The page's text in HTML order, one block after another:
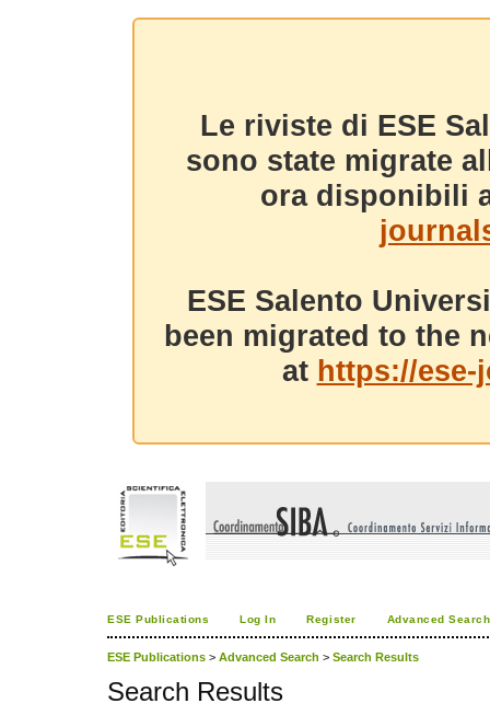
Le riviste di ESE
sono state migrate
ora disponibili
ESE Salento
been migrated to the
at https://
ESE Publications Log In Register Advanced Search
ESE Publications > Advanced Search > Search Results
Search Results